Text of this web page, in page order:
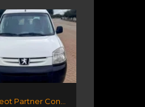
Peugeot Partner Confort Hdi 1.6